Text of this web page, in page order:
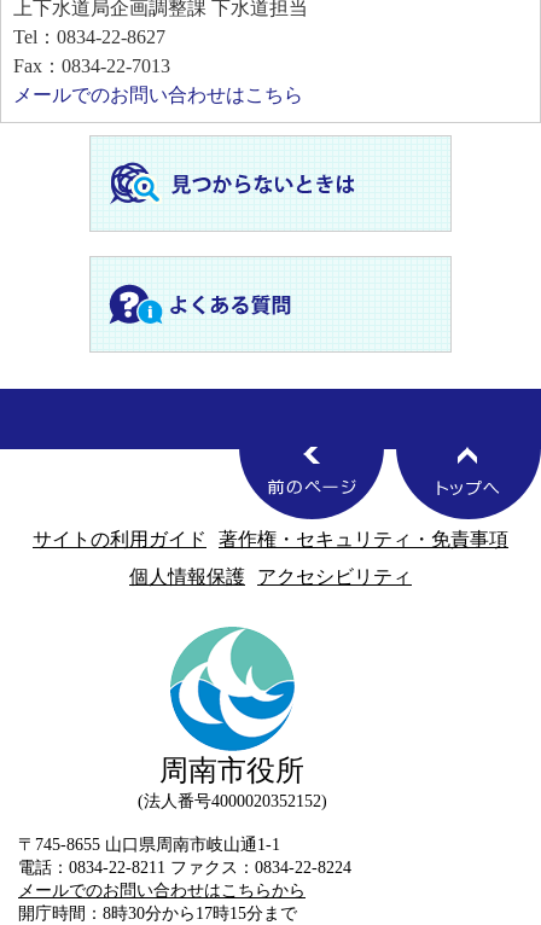
上下水道局企画調整課 下水道担当
Tel：0834-22-8627
Fax：0834-22-7013
メールでのお問い合わせはこちら
サイトの利用ガイド
著作権・セキュリティ・免責事項
個人情報保護
アクセシビリティ
周南市役所
法人番号4000020352152
〒745-8655 山口県周南市岐山通1-1
電話：0834-22-8211 ファクス：0834-22-8224
メールでのお問い合わせはこちらから
開庁時間：8時30分から17時15分まで